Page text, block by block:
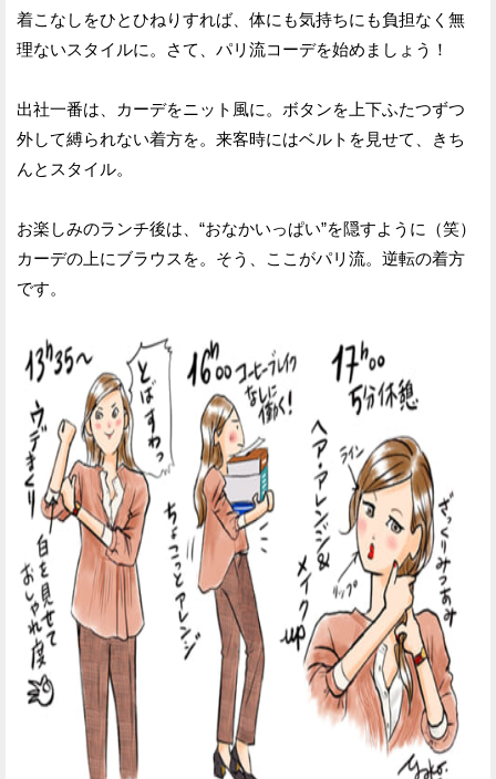
着こなしをひとひねりすれば、体にも気持ちにも負担なく無
理ないスタイルに。さて、パリ流コーデを始めましょう！
出社一番は、カーデをニット風に。ボタンを上下ふたつずつ
外して縛られない着方を。来客時にはベルトを見せて、きち
んとスタイル。
お楽しみのランチ後は、“おなかいっぱい”を隠すように（笑）
カーデの上にブラウスを。そう、ここがパリ流。逆転の着方
です。